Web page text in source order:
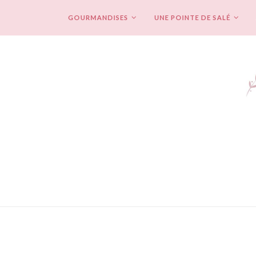
GOURMANDISES UNE POINTE DE SALÉ